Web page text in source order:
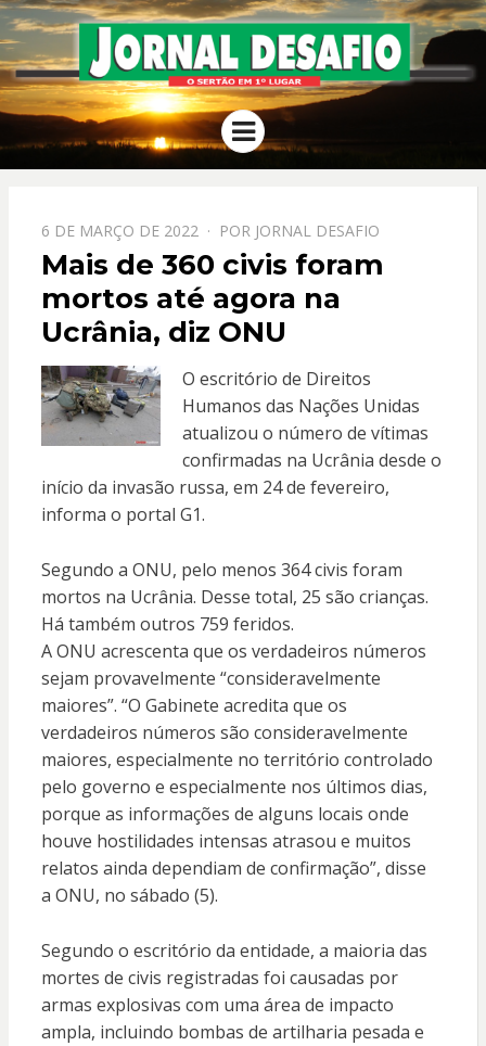
JORNAL
DESAFIO
O Sertão em 1º Lugar
Menu
PPOSTADO
EM
6 DE MARÇO DE 2022 POR JORNAL DESAFIO
Mais de 360 civis foram
mortos até agora na
Ucrânia, diz ONU
O escritório de Direitos
Humanos das Nações Unidas
atualizou o número de vítimas
confirmadas na Ucrânia desde o
início da invasão russa, em 24 de fevereiro,
informa o portal G1.
Segundo a ONU, pelo menos 364 civis foram
mortos na Ucrânia. Desse total, 25 são crianças.
Há também outros 759 feridos.
A ONU acrescenta que os verdadeiros números
sejam provavelmente “consideravelmente
maiores”. “O Gabinete acredita que os
verdadeiros números são consideravelmente
maiores, especialmente no território controlado
pelo governo e especialmente nos últimos dias,
porque as informações de alguns locais onde
houve hostilidades intensas atrasou e muitos
relatos ainda dependiam de confirmação”, disse
a ONU, no sábado (5).
Segundo o escritório da entidade, a maioria das
mortes de civis registradas foi causadas por
armas explosivas com uma área de impacto
ampla, incluindo bombas de artilharia pesada e